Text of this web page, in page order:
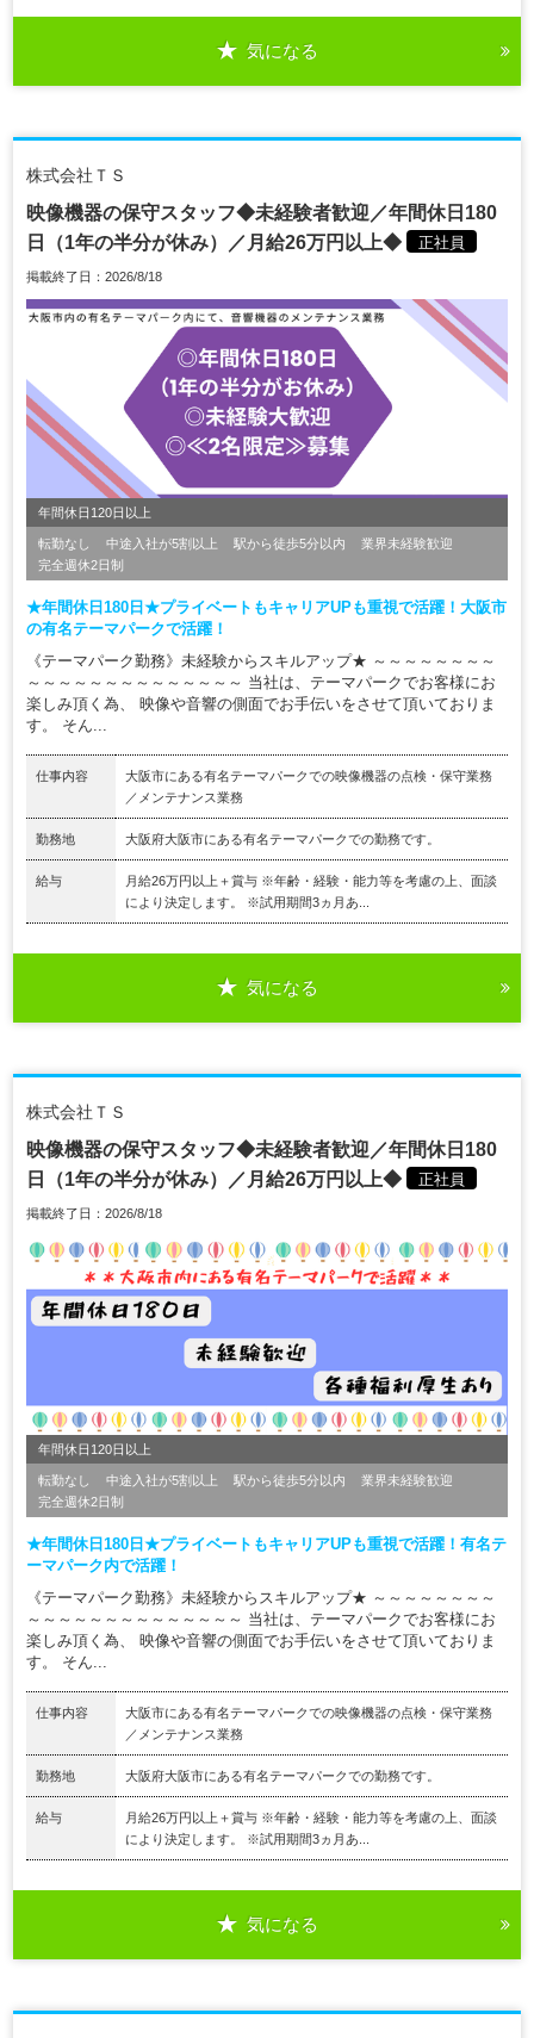
気になる
株式会社ＴＳ
映像機器の保守スタッフ◆未経験者歓迎／年間休日180
日（1年の半分が休み）／月給26万円以上◆
正社員
掲載終了日：2026/8/18
年間休日120日以上
転勤なし 中途入社が5割以上 駅から徒歩5分以内
業界未経験歓迎
完全週休2日制
★年間休日180日★プライベートもキャリアUPも重視で活躍！大阪市
の有名テーマパークで活躍！
《テーマパーク勤務》未経験からスキルアップ★ ～～～～～～～～
～～～～～～～～～～～～～～ 当社は、テーマパークでお客様にお
楽しみ頂く為、 映像や音響の側面でお手伝いをさせて頂いておりま
す。 そん...
仕事内容
大阪市にある有名テーマパークでの映像機器の点検・保守業務
／メンテナンス業務
勤務地 大阪府大阪市にある有名テーマパークでの勤務です。
給与
月給26万円以上＋賞与 ※年齢・経験・能力等を考慮の上、面談
により決定します。 ※試用期間3ヵ月あ...
気になる
株式会社ＴＳ
映像機器の保守スタッフ◆未経験者歓迎／年間休日180
日（1年の半分が休み）／月給26万円以上◆
正社員
掲載終了日：2026/8/18
年間休日120日以上
転勤なし 中途入社が5割以上 駅から徒歩5分以内
業界未経験歓迎
完全週休2日制
★年間休日180日★プライベートもキャリアUPも重視で活躍！有名テ
ーマパーク内で活躍！
《テーマパーク勤務》未経験からスキルアップ★ ～～～～～～～～
～～～～～～～～～～～～～～ 当社は、テーマパークでお客様にお
楽しみ頂く為、 映像や音響の側面でお手伝いをさせて頂いておりま
す。 そん...
仕事内容
大阪市にある有名テーマパークでの映像機器の点検・保守業務
／メンテナンス業務
勤務地 大阪府大阪市にある有名テーマパークでの勤務です。
給与
月給26万円以上＋賞与 ※年齢・経験・能力等を考慮の上、面談
により決定します。 ※試用期間3ヵ月あ...
気になる